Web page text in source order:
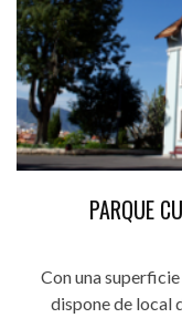
PARQUE
Con una
dispone de local